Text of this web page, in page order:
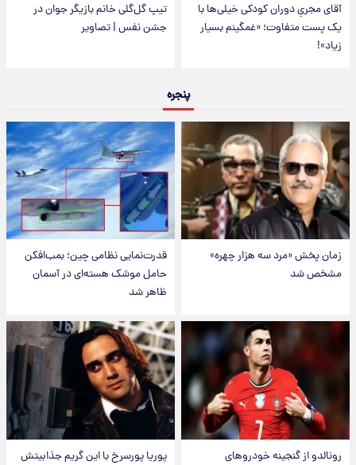
آقای مجریِ دوران کودکی خیلی‌ها با
یک پست متفاوت؛ «غمگینم بسیار
زیاد»!
تیپ گل‌گلی خانم بازیگر جوان در
جشن نفس | تصاویر
پنجره
زمان پخش «مرد سه هزار چهره»
مشخص شد
قدرت‌نمایی نظامی چین؛ بمب‌افکن
حامل موشک هسته‌ای در آسمان
ظاهر شد
رونالدو از گنجینه خودروهای پوریا پورسرخ با این گریم جذابیتش